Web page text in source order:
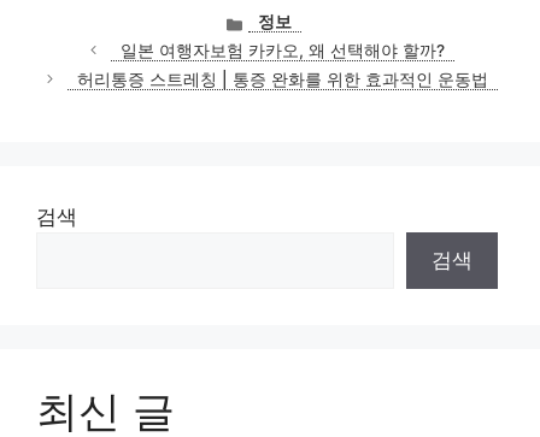
카
테
고
리
정보
일본 여행자보험 카카오, 왜 선택해야 할까?
허리통증 스트레칭 | 통증 완화를 위한 효과적인 운동법
검색
검색
최신 글